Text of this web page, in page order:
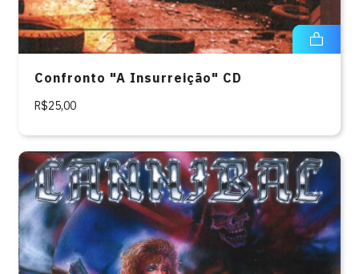
Confronto "A Insurreição" CD
R$25,00